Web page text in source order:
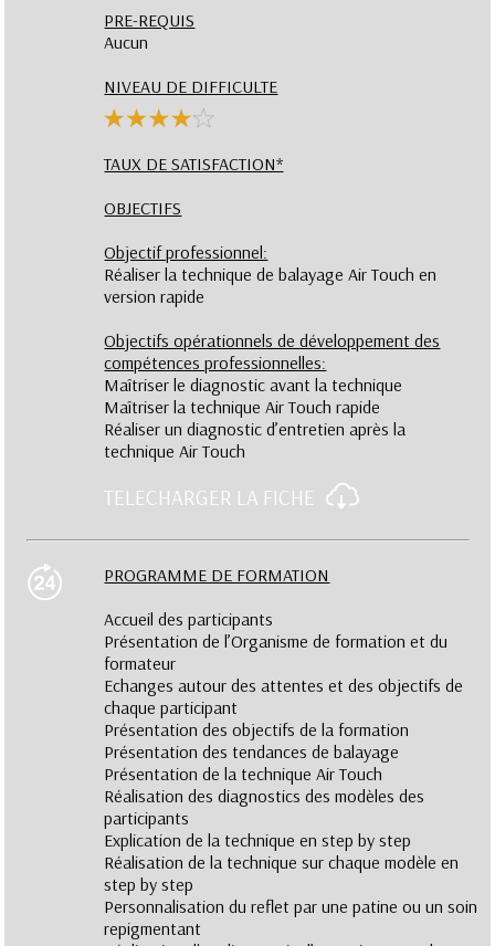
PRE-REQUIS
Aucun
NIVEAU DE DIFFICULTE
TAUX DE SATISFACTION*
OBJECTIFS
Objectif professionnel:
Réaliser la technique de balayage Air Touch en
version rapide
Objectifs opérationnels de développement des
compétences professionnelles:
Maîtriser le diagnostic avant la technique
Maîtriser la technique Air Touch rapide
Réaliser un diagnostic d’entretien après la
technique Air Touch
TELECHARGER LA FICHE
PROGRAMME DE FORMATION
Accueil des participants
Présentation de l’Organisme de formation et du
formateur
Echanges autour des attentes et des objectifs de
chaque participant
Présentation des objectifs de la formation
Présentation des tendances de balayage
Présentation de la technique Air Touch
Réalisation des diagnostics des modèles des
participants
Explication de la technique en step by step
Réalisation de la technique sur chaque modèle en
step by step
Personnalisation du reflet par une patine ou un soin
repigmentant